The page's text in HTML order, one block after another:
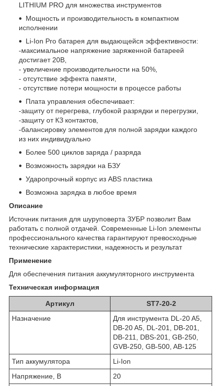
LITHIUM PRO для множества инструментов
Мощность и производительность в компактном
исполнении
Li-Ion Pro батарея для выдающейся эффективности:
-максимальное напряжение заряженной батареей
достигает 20В,
- увеличение производительности на 50%,
- отсутствие эффекта памяти,
- отсутствие потери мощности в процессе работы
Плата управления обеспечивает:
-защиту от перегрева, глубокой разрядки и перегрузки,
-защиту от КЗ контактов,
-балансировку элементов для полной зарядки каждого
из них индивидуально
Более 500 циклов заряда / разряда
Возможность зарядки на БЗУ
Ударопрочный корпус из ABS пластика
Возможна зарядка в любое время
Описание
Источник питания для шуруповерта ЗУБР позволит Вам
работать с полной отдачей. Современные Li-Ion элементы
профессионального качества гарантируют превосходные
технические характеристики, надежность и результат
Применение
Для обеспечения питания аккумуляторного инструмента
Техническая информация
Артикул
ST7-20-2
Назначение
Для ин­стру­мен­та DL-20 A5,
DB-20 A5, DL-201, DB-201,
DB-211, DBS-201, GB-250,
GVB-250, GB-500, AB-125
Тип аккумулятора
Li-Ion
Напряжение, В
20